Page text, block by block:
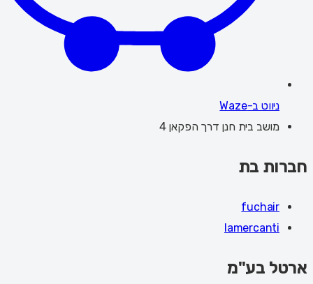
ניווט ב-Waze
מושב בית חנן דרך הפקאן 4
חברות בת
fuchair
lamercanti
ארטל בע"מ